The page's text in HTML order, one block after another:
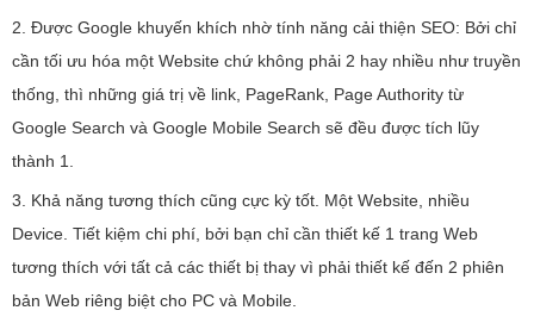
2. Được Google khuyến khích nhờ tính năng cải thiện SEO: Bởi chỉ
cần tối ưu hóa một Website chứ không phải 2 hay nhiều như truyền
thống, thì những giá trị về link, PageRank, Page Authority từ
Google Search và Google Mobile Search sẽ đều được tích lũy
thành 1.
3. Khả năng tương thích cũng cực kỳ tốt. Một Website, nhiều
Device. Tiết kiệm chi phí, bởi bạn chỉ cần thiết kế 1 trang Web
tương thích với tất cả các thiết bị thay vì phải thiết kế đến 2 phiên
bản Web riêng biệt cho PC và Mobile.